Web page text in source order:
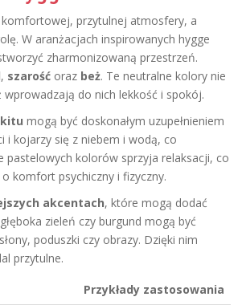
komfortowej, przytulnej atmosfery, a
W aranżacjach inspirowanych hygge
zharmonizowaną przestrzeń.
, szarość oraz beż. Te neutralne kolory nie
do nich lekkość i spokój.
mogą być doskonałym uzupełnieniem
i kojarzy się z niebem i wodą, co
kolorów sprzyja relaksacji, co
komfort psychiczny i fizyczny.
akcentach, które mogą dodać
zieleń czy burgund mogą być
poduszki czy obrazy. Dzięki nim
przytulne.
Przykłady zastosowania